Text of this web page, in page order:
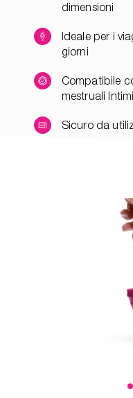
dimensioni
Ideale per i
giorni
Compatibile
mestruali
Sicuro da